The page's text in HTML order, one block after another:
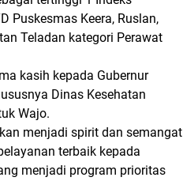
Puskesmas Keera, Ruslan,
Teladan kategori Perawat
kasih kepada Gubernur
Dinas Kesehatan
Wajo.
menjadi spirit dan semangat
terbaik kepada
menjadi program prioritas